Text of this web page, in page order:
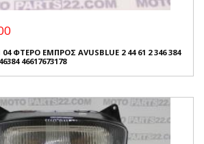
04 ΦΤΕΡΟ ΕΜΠΡΟΣ AVUSBLUE 2 44 61 2 346 384
46617673178